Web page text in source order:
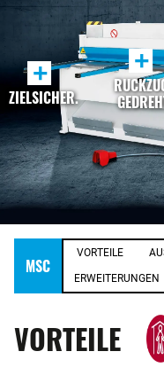
+
+
ZIELSICHER.
MSC
VORTEILE
ERWEITERUNGEN
VORTEILE